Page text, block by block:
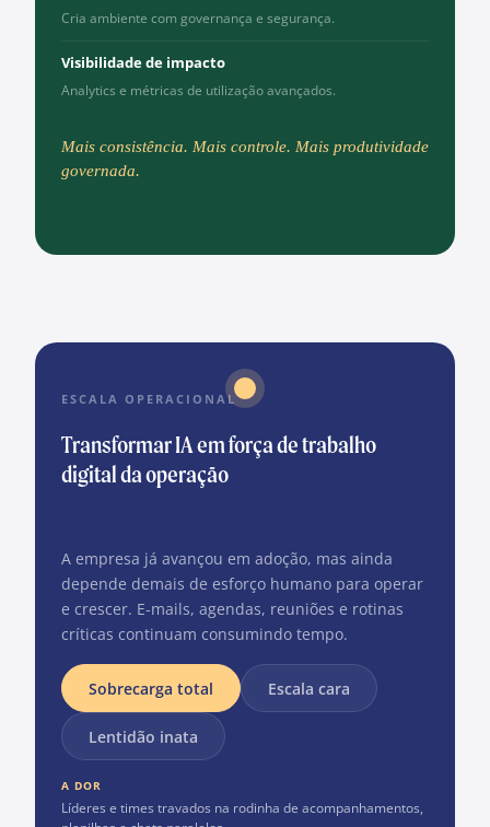
Cria ambiente com governança e segurança.
Visibilidade de impacto
Analytics e métricas de utilização avançados.
Mais consistência. Mais controle. Mais produtividade
governada.
ESCALA OPERACIONAL
Transformar IA em força de trabalho
digital da operação
A empresa já avançou em adoção, mas ainda
depende demais de esforço humano para operar
e crescer. E-mails, agendas, reuniões e rotinas
críticas continuam consumindo tempo.
Sobrecarga total Escala cara
Lentidão inata
A DOR
Líderes e times travados na rodinha de acompanhamentos,